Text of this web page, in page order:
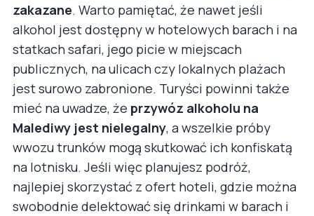
zakazane. Warto pamiętać, że nawet jeśli
alkohol jest dostępny w hotelowych barach i na
statkach safari, jego picie w miejscach
publicznych, na ulicach czy lokalnych plażach
jest surowo zabronione. Turyści powinni także
mieć na uwadze, że przywóz alkoholu na
Malediwy jest nielegalny, a wszelkie próby
wwozu trunków mogą skutkować ich konfiskatą
na lotnisku. Jeśli więc planujesz podróż,
najlepiej skorzystać z ofert hoteli, gdzie można
swobodnie delektować się drinkami w barach i